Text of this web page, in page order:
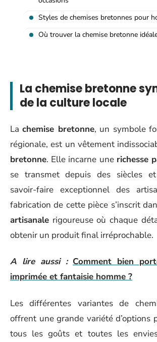
Styles de chemises bretonnes pour
Où trouver la chemise bretonne
La chemise bretonne
de la culture locale
Lachemise bretonne, un symbole
régionale, est un vêtement
bretonne. Elle incarne une richesse
se transmet depuis des siècles
savoir-faire exceptionnel des
fabrication de cette pièce s’inscrit
artisanale rigoureuse où chaque
obtenir un produit final irréprochable.
A lire aussi : Comment bien
imprimée et fantaisie homme ?
Les différentes variantes de
offrent une grande variété d’options
tous les goûts et toutes les